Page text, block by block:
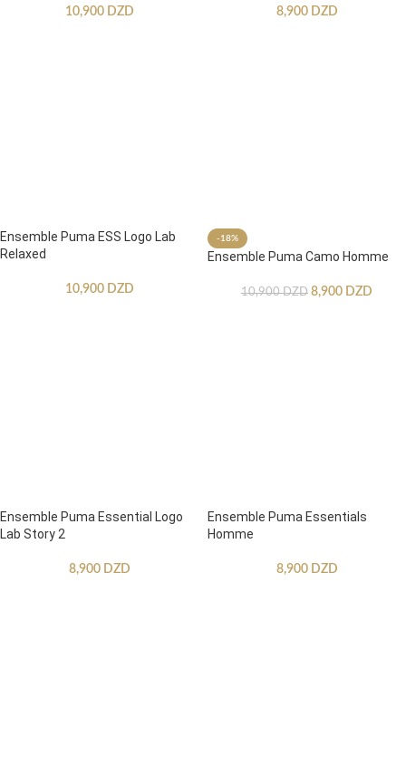
10,900 DZD 8,900 DZD
Ensemble Puma ESS Logo Lab
Relaxed
10,900 DZD
-18%
Ensemble Puma Camo Homme
10,900DZD 8,900 DZD
Ensemble Puma Essential Logo
Lab Story 2
8,900 DZD
Ensemble Puma Essentials
Homme
8,900 DZD